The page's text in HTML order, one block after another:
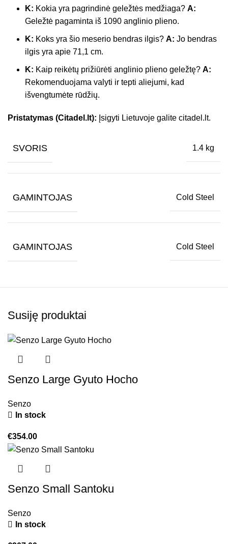
K: Kokia yra pagrindinė geležtės medžiaga? A:
Geležtė pagaminta iš 1090 anglinio plieno.
K: Koks yra šio meserio bendras ilgis? A: Jo bendras
ilgis yra apie 71,1 cm.
K: Kaip reikėtų prižiūrėti anglinio plieno geležtę? A:
Rekomenduojama valyti ir tepti aliejumi, kad
išvengtumėte rūdžių.
Pristatymas (Citadel.lt): Įsigyti Lietuvoje galite citadel.lt.
SVORIS 1.4 kg
GAMINTOJAS Cold Steel
GAMINTOJAS Cold Steel
Susiję produktai
Senzo Large Gyuto Hocho
Senzo
In stock
€354.00
Senzo Small Santoku
Senzo
In stock